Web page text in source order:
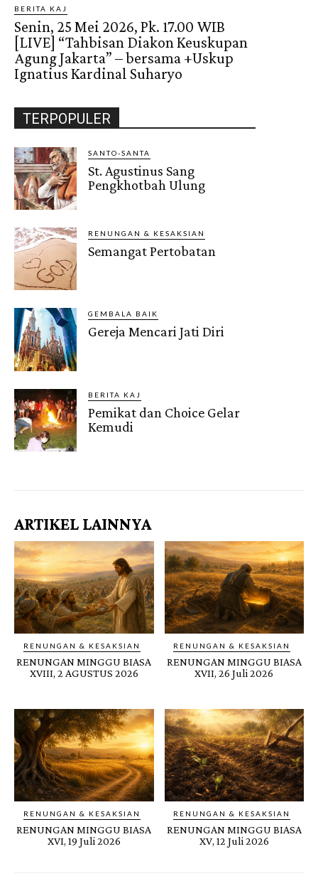
BERITA KAJ
Senin, 25 Mei 2026, Pk. 17.00 WIB
[LIVE] “Tahbisan Diakon Keuskupan
Agung Jakarta” – bersama +Uskup
Ignatius Kardinal Suharyo
TERPOPULER
SANTO-SANTA
St. Agustinus Sang
Pengkhotbah Ulung
RENUNGAN & KESAKSIAN
Semangat Pertobatan
GEMBALA BAIK
Gereja Mencari Jati Diri
BERITA KAJ
Pemikat dan Choice Gelar
Kemudi
Gendis.ID
ARTIKEL LAINNYA
RENUNGAN & KESAKSIAN
RENUNGAN MINGGU BIASA
XVIII, 2 AGUSTUS 2026
RENUNGAN & KESAKSIAN
RENUNGAN MINGGU BIASA
XVII, 26 Juli 2026
RENUNGAN & KESAKSIAN
RENUNGAN MINGGU BIASA
XVI, 19 Juli 2026
RENUNGAN & KESAKSIAN
RENUNGAN MINGGU BIASA
XV, 12 Juli 2026